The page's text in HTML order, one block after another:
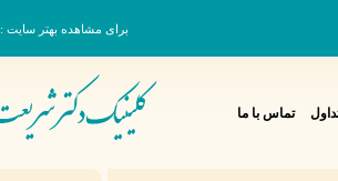
برای مشاهده بهتر سایت :
تماس با ما